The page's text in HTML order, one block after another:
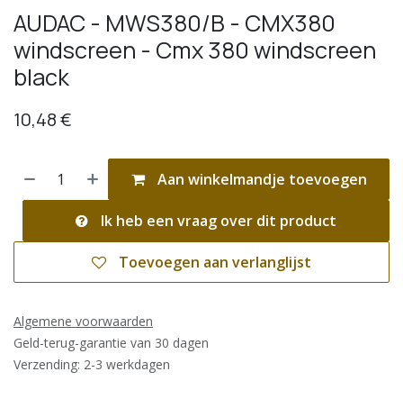
AUDAC - MWS380/B - CMX380
windscreen - Cmx 380 windscreen
black
10,48€
Aan winkelmandje toevoegen
Ik heb een vraag over dit product
Toevoegen aan verlanglijst
Algemene voorwaarden
Geld-terug-garantie van 30 dagen
Verzending: 2-3 werkdagen